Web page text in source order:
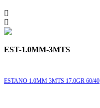
EST-1.0MM-3MTS
ESTANO 1.0MM 3MTS 17.0GR 60/40